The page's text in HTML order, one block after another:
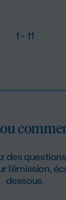
1 - 11
des
l'émission,
dessous.